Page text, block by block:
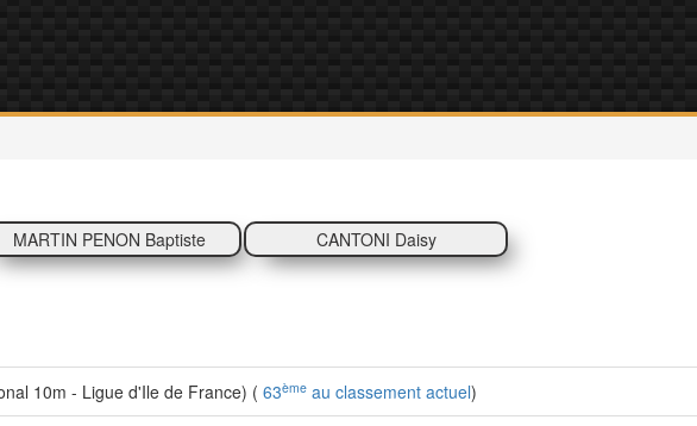
MARTIN PENON Baptiste CANTONI Daisy
10m - Ligue d'Ile de France) ( 63ème au classement actuel)